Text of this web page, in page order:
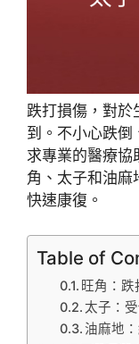
跌打損傷，對於
到。不小心跌倒
求專業的醫療協
角、太子和油麻
快速康復。
Table of
旺角：跌
太子：
油麻地